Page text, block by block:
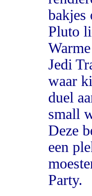
bakjes
Pluto
Jedi
waar
duel
small
Deze
een
Party.